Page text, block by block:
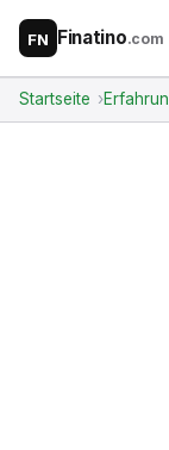
FN Finatino.com
Startseite